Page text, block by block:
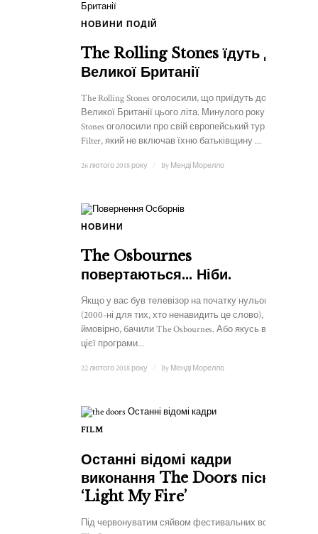
НОВИНИ ПОДІЙ
The Rolling Stones їдуть до
Великої Британії
The Rolling Stones оголосили, що приїдуть до
Великої Британії цього літа. Минулого року The
Stones оголосили про свій європейський тур No
Filter, який не включав їхню батьківщину ...
26 лютого 2018 року By Менді Морелло
НОВИНИ
The Osbournes
повертаються... Ніби.
Якщо у вас був телевізор на початку нульових
(2000-ні для тих, хто ненавидить це слово), то ви,
ймовірно, бачили The Osbournes. Або якусь версію
цієї програми...
22 лютого 2018 року By Менді Морелло
FILM
Останні відомі кадри
виконання The Doors пісні
‘Light My Fire’
Під червонуватим сяйвом фестивальних вогнів